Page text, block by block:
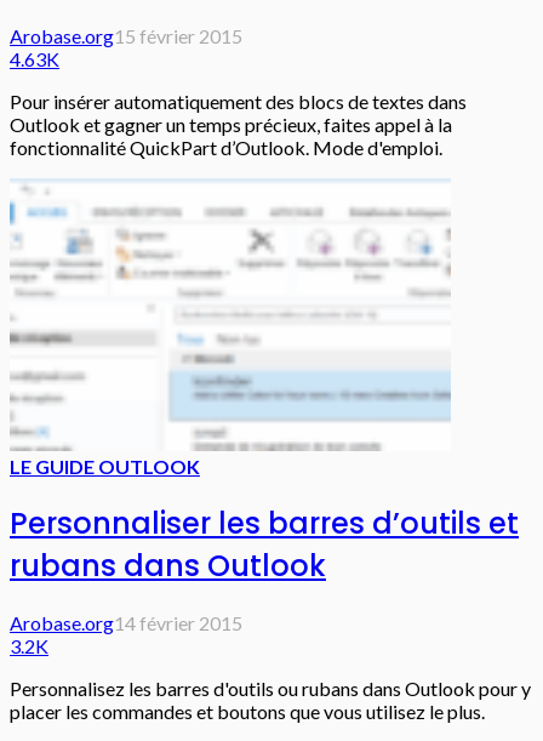
Arobase.org15 février 2015
4.63K
Pour insérer automatiquement des blocs de textes dans
Outlook et gagner un temps précieux, faites appel à la
fonctionnalité QuickPart d’Outlook. Mode d'emploi.
LE GUIDE OUTLOOK
Personnaliser les barres d’outils et
rubans dans Outlook
Arobase.org14 février 2015
3.2K
Personnalisez les barres d'outils ou rubans dans Outlook pour y
placer les commandes et boutons que vous utilisez le plus.